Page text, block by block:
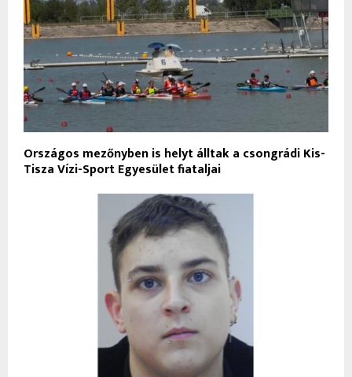
Országos mezőnyben is helyt álltak a csongrádi Kis-
Tisza Vízi-Sport Egyesület fiataljai